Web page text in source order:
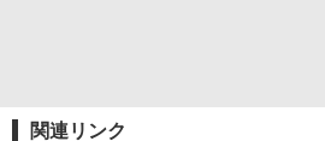
関連リンク